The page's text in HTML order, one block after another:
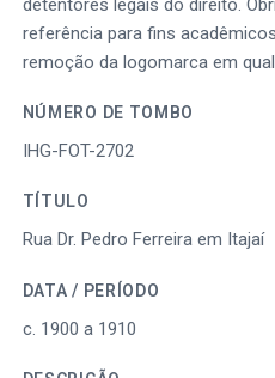
detentores legais do direito.
referência para fins
remoção da logomarca em
NÚMERO DE TOMBO
IHG-FOT-2702
TÍTULO
Rua Dr. Pedro Ferreira em Itajaí
DATA / PERÍODO
c. 1900 a 1910